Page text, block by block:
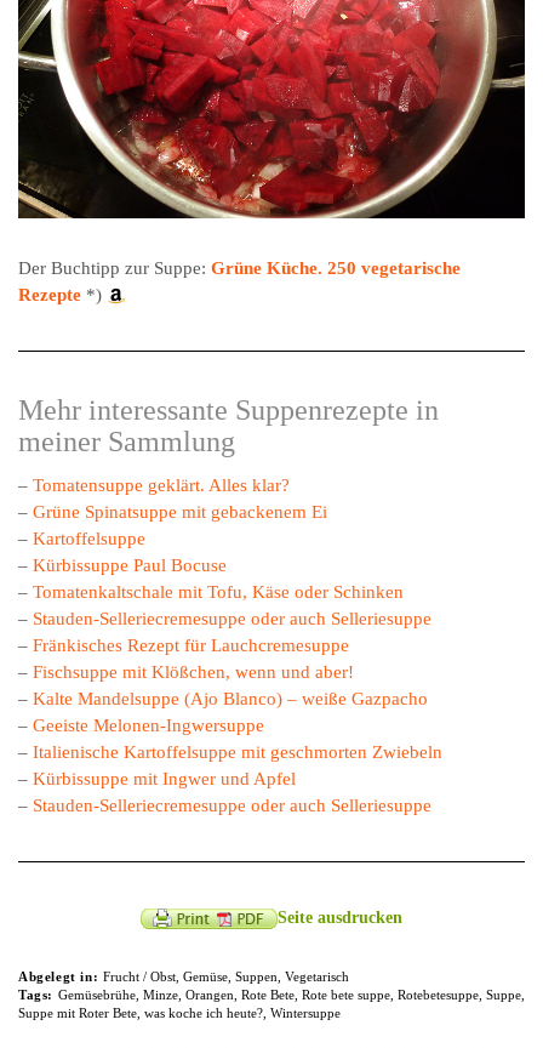
Der Buchtipp zur Suppe: Grüne Küche. 250 vegetarische
Rezepte *)
Mehr interessante Suppenrezepte in
meiner Sammlung
– Tomatensuppe geklärt. Alles klar?
– Grüne Spinatsuppe mit gebackenem Ei
– Kartoffelsuppe
– Kürbissuppe Paul Bocuse
– Tomatenkaltschale mit Tofu, Käse oder Schinken
– Stauden-Selleriecremesuppe oder auch Selleriesuppe
– Fränkisches Rezept für Lauchcremesuppe
– Fischsuppe mit Klößchen, wenn und aber!
– Kalte Mandelsuppe (Ajo Blanco) – weiße Gazpacho
– Geeiste Melonen-Ingwersuppe
– Italienische Kartoffelsuppe mit geschmorten Zwiebeln
– Kürbissuppe mit Ingwer und Apfel
– Stauden-Selleriecremesuppe oder auch Selleriesuppe
Seite ausdrucken
Abgelegt in: Frucht / Obst, Gemüse, Suppen Vegetarisch
Tags: Gemüsebrühe, Minze, Orangen Rote Bete, Rote bete suppe, Rotebetesuppe, Suppe,
Suppe mit Roter Bete was koche ich heute? Wintersuppe